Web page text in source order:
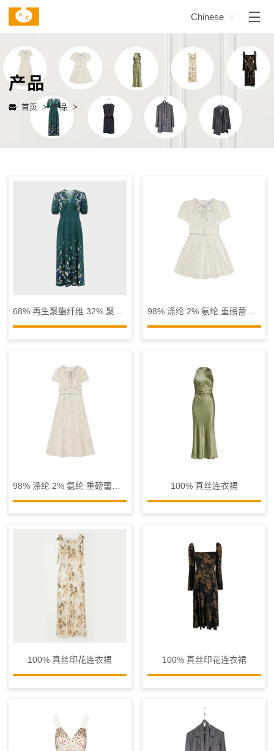
Chinese
产品
首页 >产品 >
68% 再生聚酯纤维 32% 聚酯纤维连衣裙 98% 涤纶 2% 氨纶 重磅蕾丝连衣裙
100% 真丝连衣裙
100% 真丝印花连衣裙 100% 真丝印花连衣裙